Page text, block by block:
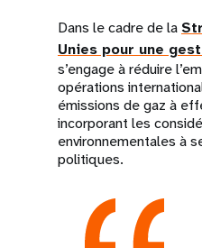
Dans le cadre de la
Unies pour une
s’engage à réduire
opérations
émissions de gaz à
incorporant les
environnementales à
politiques.